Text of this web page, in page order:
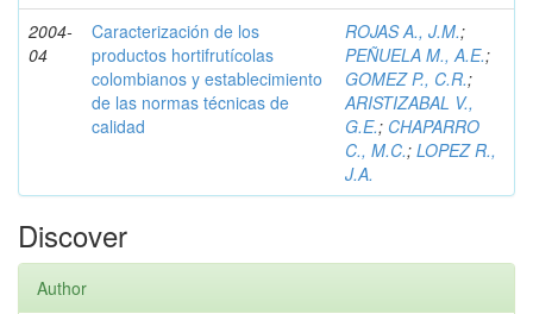
2004-
04
Caracterización de los
productos hortifrutícolas
colombianos y establecimiento
de las normas técnicas de
calidad
ROJAS A., J.M.;
PEÑUELA M., A.E.;
GOMEZ P., C.R.;
ARISTIZABAL V.,
G.E.; CHAPARRO
C., M.C.; LOPEZ R.,
J.A.
Discover
Author